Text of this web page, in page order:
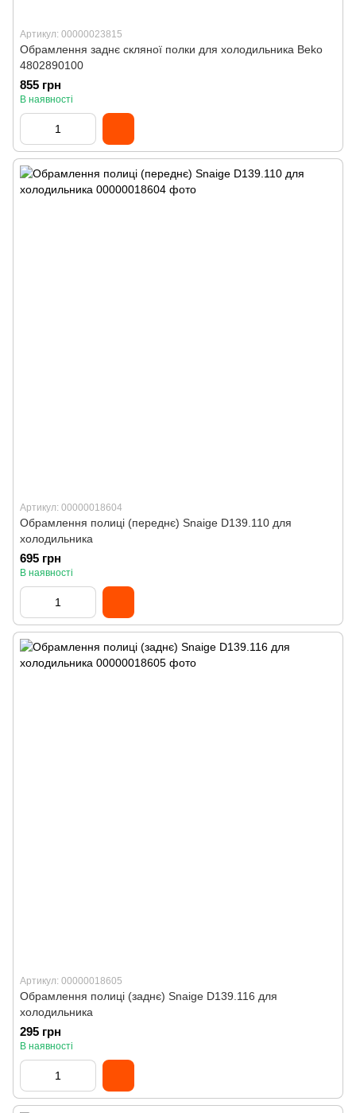
Артикул: 00000023815
Обрамлення заднє скляної полки для холодильника Beko
4802890100
855 грн
В наявності
Артикул: 00000018604
Обрамлення полиці (переднє) Snaige D139.110 для
холодильника
695 грн
В наявності
Артикул: 00000018605
Обрамлення полиці (заднє) Snaige D139.116 для
холодильника
295 грн
В наявності